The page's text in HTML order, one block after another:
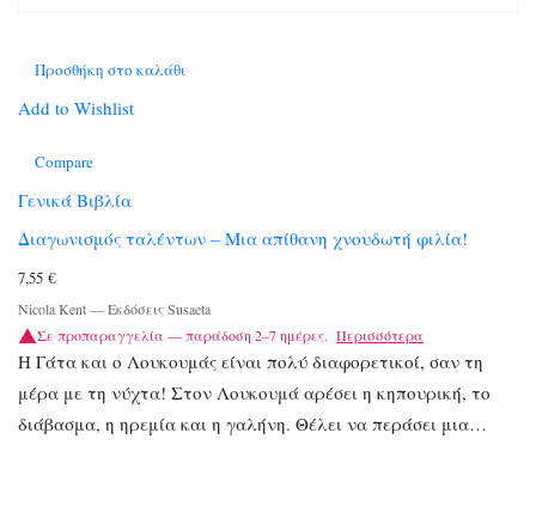
Προσθήκη στο καλάθι
Add to Wishlist
Compare
Γενικά Βιβλία
Διαγωνισμός ταλέντων – Μια απίθανη χνουδωτή φιλία!
7,55 €
Nicola Kent—Εκδόσεις Susaeta
Σε προπαραγγελία — παράδοση 2–7 ημέρες. Περισσότερα
Η Γάτα και ο Λουκουμάς είναι πολύ διαφορετικοί, σαν τη
μέρα με τη νύχτα! Στον Λουκουμά αρέσει η κηπουρική, το
διάβασμα, η ηρεμία και η γαλήνη. Θέλει να περάσει μια…